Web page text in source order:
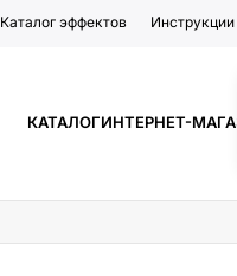
Каталог эффектов Инструкции
КАТАЛОГИНТЕРНЕТ-